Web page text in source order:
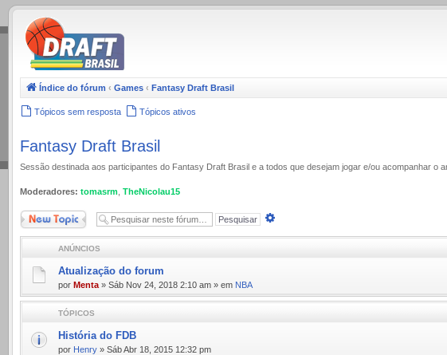
.
Índice do fórum ‹ Games ‹ Fantasy Draft Brasil
Tópicos sem resposta Tópicos ativos
Fantasy Draft Brasil
Sessão destinada aos participantes do Fantasy Draft Brasil e a todos que desejam jogar e/ou acompanhar o
Moderadores: tomasrm TheNicolau15
Novo Tópico
ANÚNCIOS
Atualização do forum
por Menta » Sáb Nov 24, 2018 2:10 am » em NBA
TÓPICOS
História do FDB
por Henry » Sáb Abr 18, 2015 12:32 pm